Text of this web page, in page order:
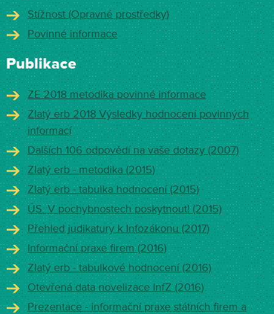
Stížnost (Opravné prostředky)
Povinné informace
Publikace
ZE 2018 metodika povinné informace
Zlatý erb 2018 Výsledky hodnocení povinných
informací
Dalších 106 odpovědí na vaše dotazy (2007)
Zlatý erb - metodika (2015)
Zlatý erb - tabulka hodnocení (2015)
ÚS: V pochybnostech poskytnout! (2015)
Přehled judikatury k Infozákonu (2017)
Informační praxe firem (2016)
Zlatý erb - tabulkové hodnocení (2016)
Otevřená data novelizace InfZ (2016)
Prezentace - informační praxe státních firem a